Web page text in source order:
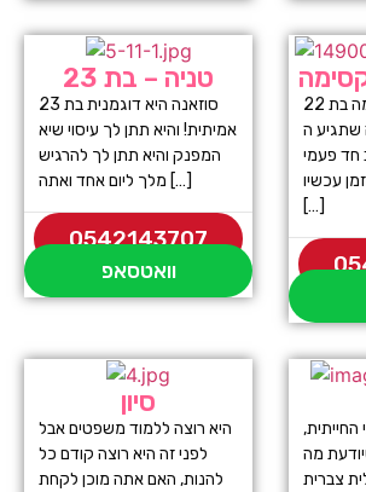
טניה – בת 23
סוזאנה היא דוגמנית בת 23
אמיתית! והיא תתן לך עיסוי שיא
המפנק והיא תתן לך להרגיש
מלך ליום אחד ואתה […]
0542143707
וואטסאפ
רומי בחורה מקסימה בת 22
ה
חד פעמי
עכשיו
[…]
סיון
היא רוצה ללמוד משפטים אבל
לפני זה היא רוצה קודם כל
להנות, האם אתה מוכן לקחת
החייתית,
מה
צברית